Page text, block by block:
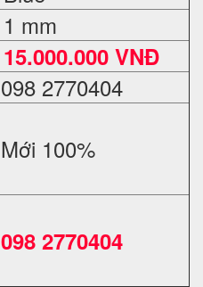
1 mm
15.000.000 VNĐ
098 2770404
Mới 100%
098 2770404